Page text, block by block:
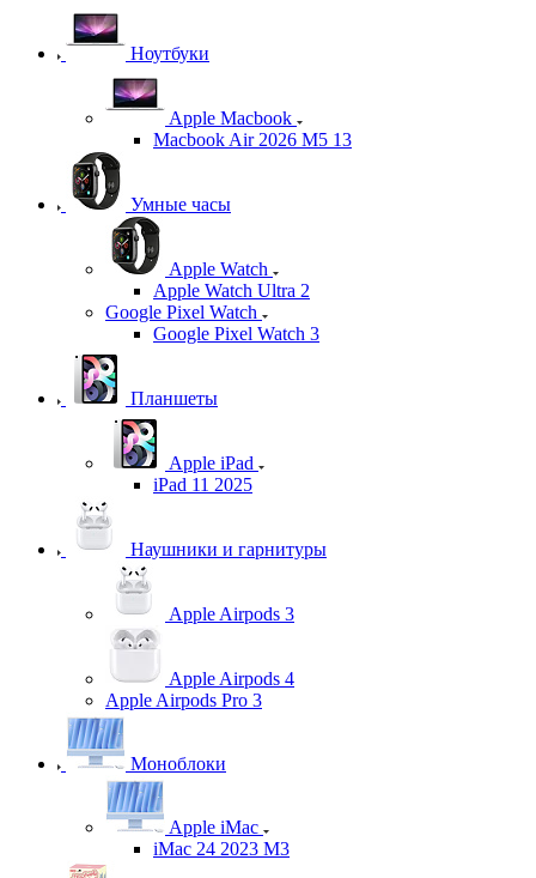
Ноутбуки
Apple Macbook
Macbook Air 2026 M5 13
Умные часы
Apple Watch
Apple Watch Ultra 2
Google Pixel Watch
Google Pixel Watch 3
Планшеты
Apple iPad
iPad 11 2025
Наушники и гарнитуры
Apple Airpods 3
Apple Airpods 4
Apple Airpods Pro 3
Моноблоки
Apple iMac
iMac 24 2023 M3